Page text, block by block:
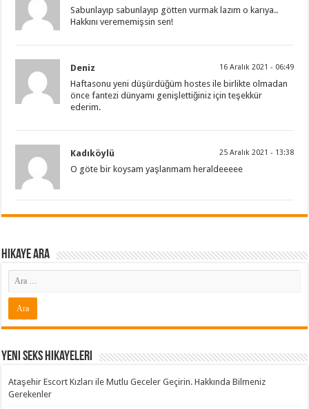
Sabunlayıp sabunlayıp götten vurmak lazım o karıya..
Hakkını verememişsin sen!
Deniz 16 Aralık 2021 - 06:49
Haftasonu yeni düşürdüğüm hostes ile birlikte olmadan
önce fantezi dünyamı genişlettiğiniz için teşekkür
ederim.
Kadıköylü 25 Aralık 2021 - 13:38
O göte bir koysam yaşlanmam heraldeeeee
Hikaye ARA
Yeni Seks Hikayeleri
Ataşehir Escort Kızları ile Mutlu Geceler Geçirin. Hakkında Bilmeniz
Gerekenler